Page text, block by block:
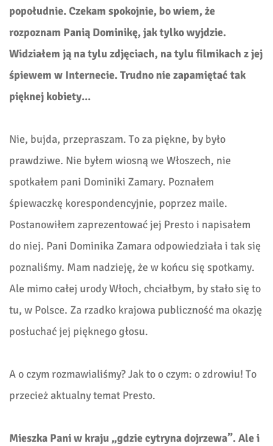
popołudnie. Czekam spokojnie, bo wiem, że
rozpoznam Panią Dominikę, jak tylko wyjdzie.
Widziałem ją na tylu zdjęciach, na tylu filmikach z jej
śpiewem w Internecie. Trudno nie zapamiętać tak
pięknej kobiety...
Nie, bujda, przepraszam. To za piękne, by było
prawdziwe. Nie byłem wiosną we Włoszech, nie
spotkałem pani Dominiki Zamary. Poznałem
śpiewaczkę korespondencyjnie, poprzez maile.
Postanowiłem zaprezentować jej Presto i napisałem
do niej. Pani Dominika Zamara odpowiedziała i tak się
poznaliśmy. Mam nadzieję, że w końcu się spotkamy.
Ale mimo całej urody Włoch, chciałbym, by stało się to
tu, w Polsce. Za rzadko krajowa publiczność ma okazję
posłuchać jej pięknego głosu.
A o czym rozmawialiśmy? Jak to o czym: o zdrowiu! To
przecież aktualny temat Presto.
Mieszka Pani w kraju „gdzie cytryna dojrzewa”. Ale i